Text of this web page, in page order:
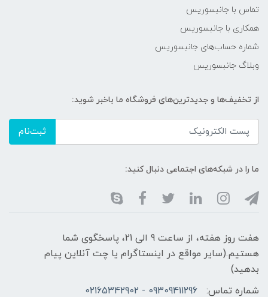
تماس با جانبسوریس
همکاری با جانبسوریس
شماره حساب‌های جانبسوریس
وبلاگ جانبسوریس
از تخفیف‌ها و جدیدترین‌های فروشگاه ما باخبر شوید:
ثبت‌نام
ما را در شبکه‌های اجتماعی دنبال کنید:
هفت روز هفته، از ساعت 9 الی 21، پاسخگوی شما
هستیم.(سایر مواقع در اینستاگرام یا چت آنلاین پیام
بدهید)
شماره تماس:
09309411296 - 02165342902